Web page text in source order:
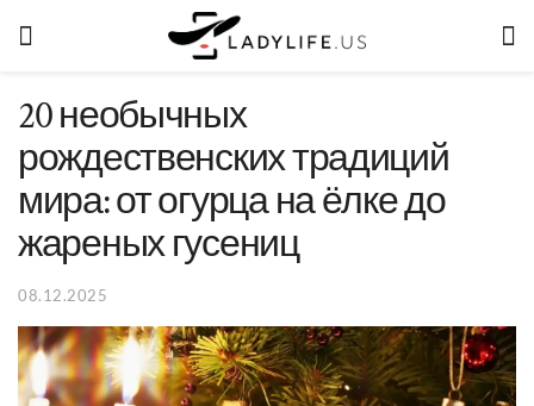
20 необычных
рождественских традиций
мира: от огурца на ёлке до
жареных гусениц
08.12.2025